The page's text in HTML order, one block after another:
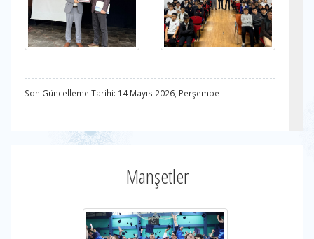
Son Güncelleme Tarihi: 14 Mayıs 2026, Perşembe
Manşetler